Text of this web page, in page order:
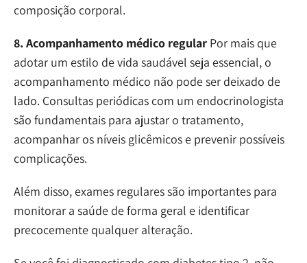
composição corporal.
8. Acompanhamento médico regular Por mais que
adotar um estilo de vida saudável seja essencial, o
acompanhamento médico não pode ser deixado de
lado. Consultas periódicas com um endocrinologista
são fundamentais para ajustar o tratamento,
acompanhar os níveis glicêmicos e prevenir possíveis
complicações.
Além disso, exames regulares são importantes para
monitorar a saúde de forma geral e identificar
precocemente qualquer alteração.